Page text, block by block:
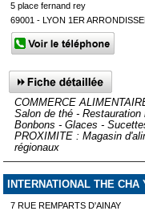
5 place fernand rey
69001 - LYON 1ER
COMMERCE
Salon de thé -
Bonbons - Glaces -
PROXIMITE : Magasin
régionaux
INTERNATIONAL THE CHA
7 RUE REMPARTS D'AINAY